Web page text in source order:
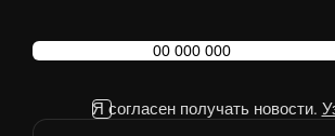
Я согласен получать новости.